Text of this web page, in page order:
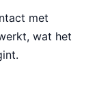
met
wat het